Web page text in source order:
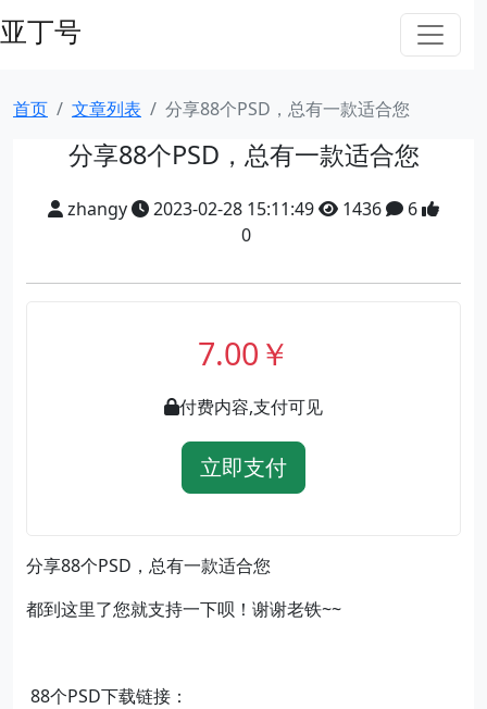
亚丁号
首页 文章列表 分享88个PSD，总有一款适合您
分享88个PSD，总有一款适合您
zhangy 2023-02-28 15:11:49 1436
6
0
7.00￥
付费内容,支付可见
立即支付
分享88个PSD，总有一款适合您
都到这里了您就支持一下呗！谢谢老铁~~
88个PSD下载链接：